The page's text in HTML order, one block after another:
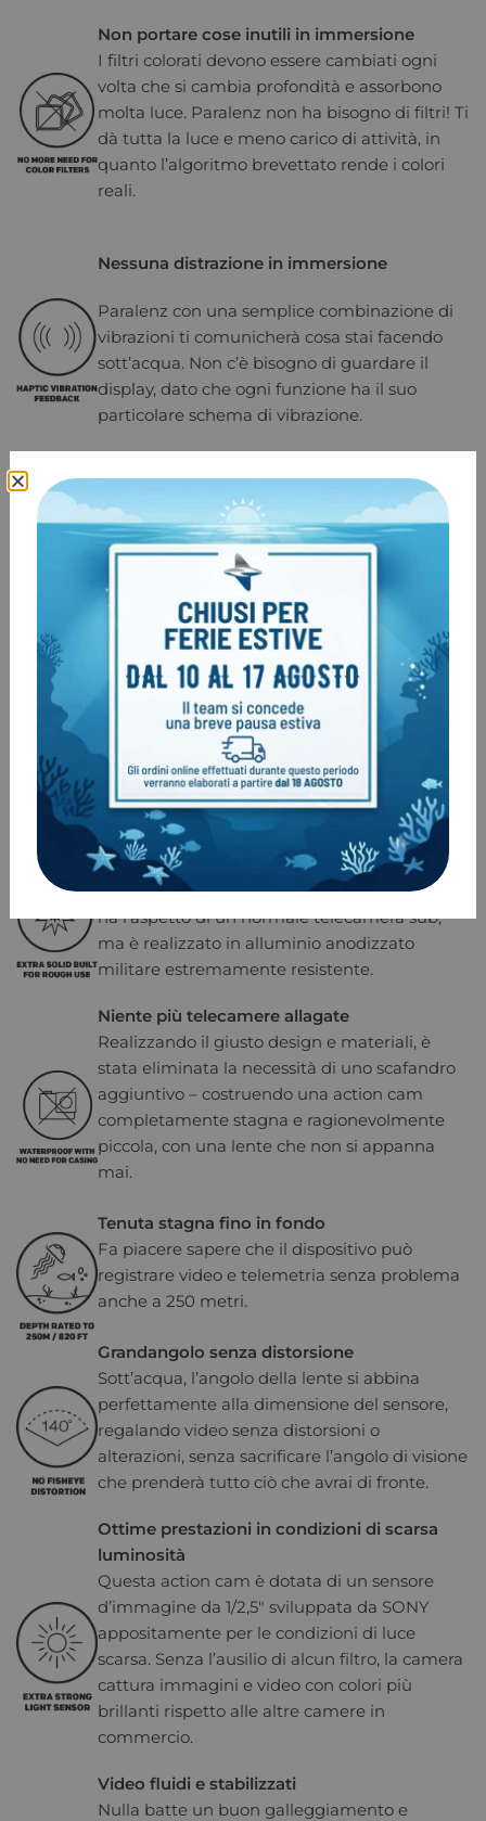
Non portare cose inutili in immersione
I filtri colorati devono essere cambiati ogni
volta che si cambia profondità e assorbono
molta luce. Paralenz non ha bisogno di filtri! Ti
dà tutta la luce e meno carico di attività, in
quanto l’algoritmo brevettato rende i colori
reali.
Nessuna distrazione in immersione
Paralenz con una semplice combinazione di
vibrazioni ti comunicherà cosa stai facendo
sott’acqua. Non c’è bisogno di guardare il
display, dato che ogni funzione ha il suo
particolare schema di vibrazione.
Rendiamo tutto molto semplice con un solo
pulsante! Per le fotocamere subacquee, gli
interruttori magnetici sono la scelta migliore:
funzionano a pressione e senza forare il corpo
macchina.
Perfetta con i guanti grossi
I classici piccoli pulsanti delle action cam in
commercio sono difficili da utilizzare con i
guanti, sopratutto quelli stagni. Paralenz
Camera utilizza un interuttore scorrevole
Costruiti per essere indistruttibili
L’immersione è uno sport unico nel suo
genere che pone requisiti estremi. Paralenz
ha l’aspetto di un normale telecamera sub,
ma è realizzato in alluminio anodizzato
militare estremamente resistente.
Niente più telecamere allagate
Realizzando il giusto design e materiali, è
stata eliminata la necessità di uno scafandro
aggiuntivo – costruendo una action cam
completamente stagna e ragionevolmente
piccola, con una lente che non si appanna
mai.
Tenuta stagna fino in fondo
Fa piacere sapere che il dispositivo può
registrare video e telemetria senza problema
anche a 250 metri.
Grandangolo senza distorsione
Sott’acqua, l’angolo della lente si abbina
perfettamente alla dimensione del sensore,
regalando video senza distorsioni o
alterazioni, senza sacrificare l’angolo di visione
che prenderà tutto ciò che avrai di fronte.
Ottime prestazioni in condizioni di scarsa
luminosità
Questa action cam è dotata di un sensore
d’immagine da 1/2,5″ sviluppata da SONY
appositamente per le condizioni di luce
scarsa. Senza l’ausilio di alcun filtro, la camera
cattura immagini e video con colori più
brillanti rispetto alle altre camere in
commercio.
Video fluidi e stabilizzati
Nulla batte un buon galleggiamento e